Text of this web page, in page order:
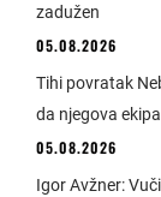
zadužen
05.08.2026
Tihi povratak
da njegova
05.08.2026
Igor Avžner: